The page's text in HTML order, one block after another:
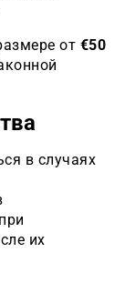
от €50
в случаях
их